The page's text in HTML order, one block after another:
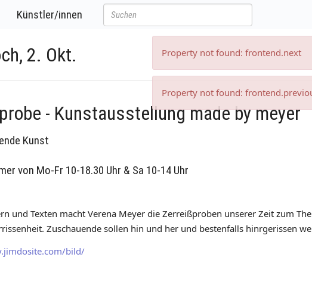
Künstler/innen
2. Okt.
- Kunstausstellung made by meyer
Kunst
von Mo-Fr 10-18.30 Uhr & Sa 10-14 Uhr
und Texten macht Verena Meyer die Zerreißproben unserer Zeit zum
Zuschauende sollen hin und her und bestenfalls hinrgerissen
bild/
Property not found: frontend.next
Property not found: